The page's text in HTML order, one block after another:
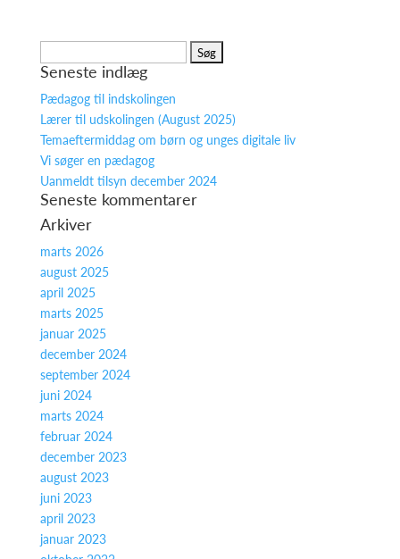
efter:
Seneste indlæg
Pædagog til indskolingen
Lærer til udskolingen (August 2025)
Temaeftermiddag om børn og unges digitale liv
Vi søger en pædagog
Uanmeldt tilsyn december 2024
Seneste kommentarer
Arkiver
marts 2026
august 2025
april 2025
marts 2025
januar 2025
december 2024
september 2024
juni 2024
marts 2024
februar 2024
december 2023
august 2023
juni 2023
april 2023
januar 2023